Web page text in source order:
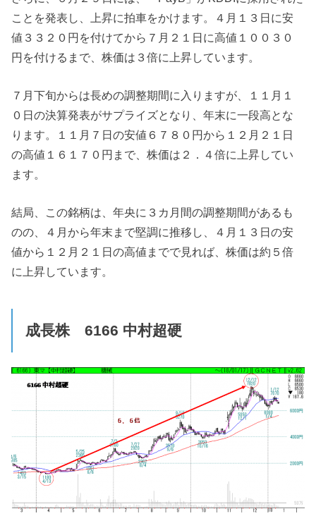
ことを発表し、上昇に拍車をかけます。４月１３日に安
値３３２０円を付けてから７月２１日に高値１００３０
円を付けるまで、株価は３倍に上昇しています。
７月下旬からは長めの調整期間に入りますが、１１月１
０日の決算発表がサプライズとなり、年末に一段高とな
ります。１１月７日の安値６７８０円から１２月２１日
の高値１６１７０円まで、株価は２．４倍に上昇してい
ます。
結局、この銘柄は、年央に３カ月間の調整期間があるも
のの、４月から年末まで堅調に推移し、４月１３日の安
値から１２月２１日の高値までで見れば、株価は約５倍
に上昇しています。
成長株 6166 中村超硬